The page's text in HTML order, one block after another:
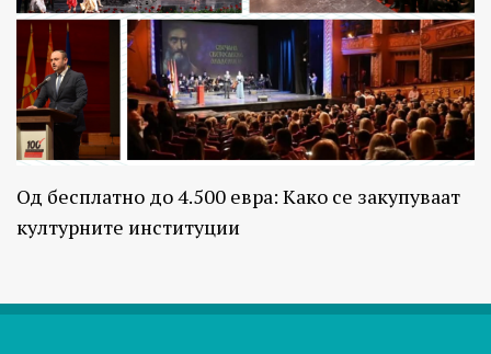
Од бесплатно до 4.500 евра: Како се закупуваат
културните институции